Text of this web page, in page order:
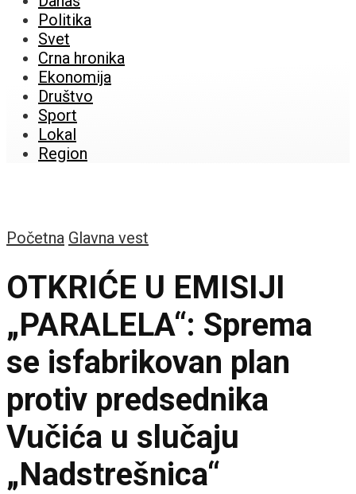
Politika
Svet
Crna hronika
Ekonomija
Društvo
Sport
Lokal
Region
Početna Glavna vest
OTKRIĆE U EMISIJI
„PARALELA“: Sprema
se isfabrikovan plan
protiv predsednika
Vučića u slučaju
„Nadstrešnica“